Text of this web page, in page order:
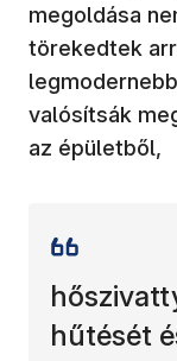
megoldása
törekedtek
valósítsák
az épületből,
hűtését